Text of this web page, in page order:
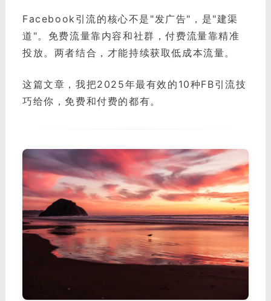
Facebook引流的核心不是"发广告"，是"建渠
道"。免费流量靠内容和社群，付费流量靠精准
投放。两者结合，才能持续获取低成本流量。
这篇文章，我把2025年最有效的10种FB引流技
巧给你，免费和付费的都有。